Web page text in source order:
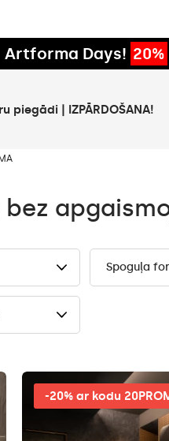
Artforma Days! 20%
piegādi | IZPĀRDOŠANA!
Spoguļa
-20% ar kodu